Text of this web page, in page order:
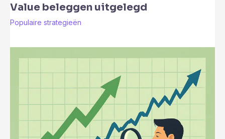
Value beleggen uitgelegd
Populaire strategieën